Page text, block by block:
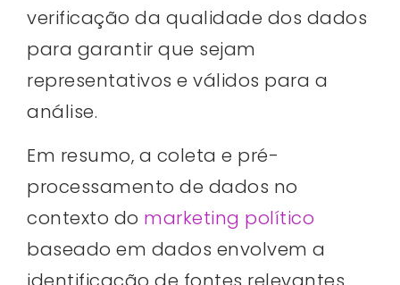
verificação da qualidade dos dados
para garantir que sejam
representativos e válidos para a
análise.
Em resumo, a coleta e pré-
processamento de dados no
contexto do marketing político
baseado em dados envolvem a